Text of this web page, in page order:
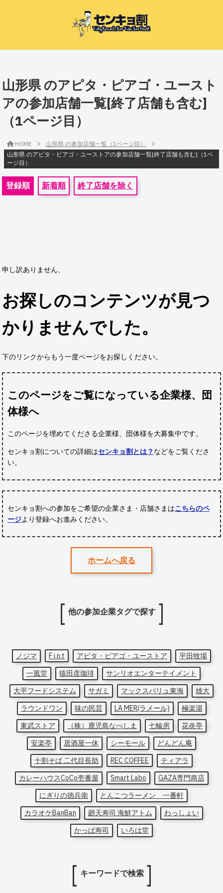
山形県 のアピタ・ピアゴ・ユースト
アの参加店舗一覧[終了店舗も含む]
（1ページ目）
HOME > 山形県 の参加店舗一覧（1ページ目） >
山形県 のアピタ・ピアゴ・ユーストアの参加店舗一覧[終了店舗も含む]（1ペ
ージ目）
登録順 新着順 終了店舗を除く
申し訳ありません、
お探しのコンテンツが見つ
かりませんでした。
下のリンクからもう一度ページをお探しください。
このページをご覧になっている企業様、団
体様へ
このページを埋めてくださる企業様、団体様を大募集中です。
センキョ割についての詳細はセンキョ割とは？ などをご覧くださ
い。
センキョ割への参加をご希望の企業さま・店舗さまはこちらのペ
ージより登録へお進みください。
ホームへ戻る
他の参加企業タグで探す
ノジマ F i.n.t アピタ・ピアゴ・ユーストア
平田牧場
一風堂
猿田彦珈琲
サンリオエンターテイメント
大平フードシステム
サガミ マックスバリュ東海
雄大
ラウンドワン
味の民芸 LA MER(ラメール)
極楽湯
東武ストア
（株）鹿児島なべしま 七輪房
花炎亭
安楽亭
居酒屋一休 シーモール
どんどん庵
十割そば 二代目長助
REC COFFEE
ティアラ
カレーハウスCoCo壱番屋
Smart Labo
GAZA専門商店
にぎりの徳兵衛
とんこつラーメン 一番軒
カラオケBanBan
廻天寿司 海鮮アトム
わっしょい
かっぱ寿司
いろは堂
キーワードで検索